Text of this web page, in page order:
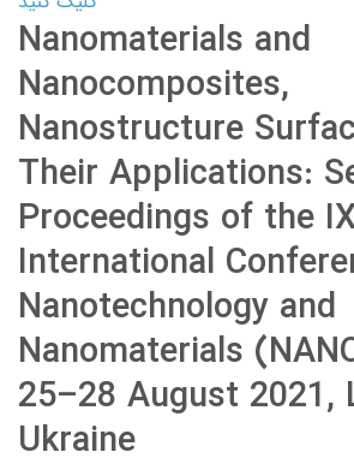
Nanomaterials and
Nanocomposites,
Nanostructure
Their Applications:
Proceedings of the
International
Nanotechnology and
Nanomaterials
25–28 August 2021,
Ukraine